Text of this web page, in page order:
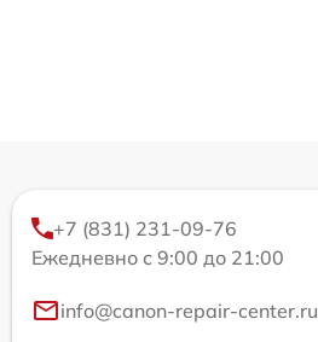
+7 (831) 231-09-76
Ежедневно с 9:00 до 21:00
info@canon-repair-center.ru